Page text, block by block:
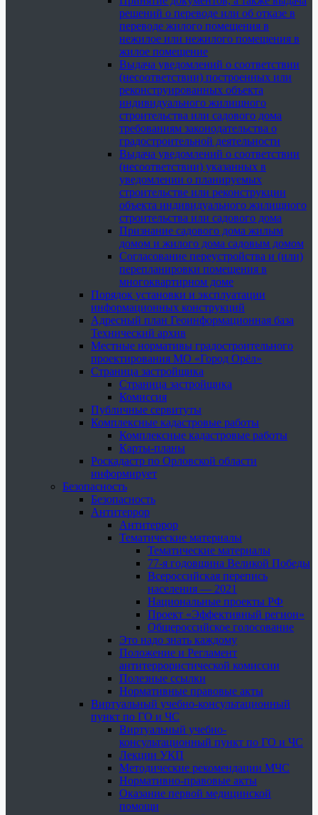
решений о переводе или об отказе в
переводе жилого помещения в
нежилое или нежилого помещения в
жилое помещение
Выдача уведомлений о соответствии
(несоответствии) построенных или
реконструированных объекта
индивидуального жилищного
строительства или садового дома
требованиям законодательства о
градостроительной деятельности
Выдача уведомлений о соответствии
(несоответствии) указанных в
уведомлении о планируемых
строительстве или реконструкции
объекта индивидуального жилищного
строительства или садового дома
Признание садового дома жилым
домом и жилого дома садовым домом
Согласование переустройства и (или)
перепланировки помещения в
многоквартирном доме
Порядок установки и эксплуатации
информационных конструкций
Адресный план Геоинформационная база
Технический архив
Местные нормативы градостроительного
проектирования МО «Город Орёл»
Страница застройщика
Страница застройщика
Комиссия
Публичные сервитуты
Комплексные кадастровые работы
Комплексные кадастровые работы
Карты-планы
Роскадастр по Орловской области
информирует
Безопасность
Безопасность
Антитеррор
Антитеррор
Тематические материалы
Тематические материалы
77-я годовщина Великой Победы
Всероссийская перепись
населения — 2021
Национальные проекты РФ
Проект «Эффективный регион»
Общероссийское голосование
Это надо знать каждому
Положение и Регламент
антитеррористической комиссии
Полезные ссылки
Нормативные правовые акты
Виртуальный учебно-консультационный
пункт по ГО и ЧС
Виртуальный учебно-
консультационный пункт по ГО и ЧС
Лекции УКП
Методические рекомендации МЧС
Нормативно-правовые акты
Оказание первой медицинской
помощи